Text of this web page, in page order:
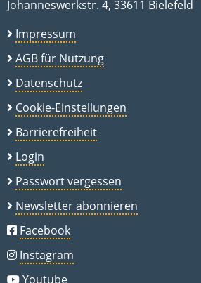
Johanneswerkstr. 4, 33611 Bielefeld
Impressum
AGB für Nutzung
Datenschutz
Cookie-Einstellungen
Barrierefreiheit
Login
Passwort vergessen
Newsletter abonnieren
Facebook
Instagram
Youtube